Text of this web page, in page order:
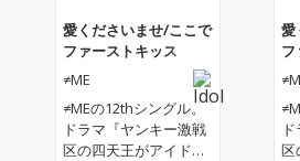
愛くださいませ/ここで
ファーストキッス
≠ME
≠MEの12thシングル。
ドラマ『ヤンキー激戦
区の四天王がアイドル
愛
フ
区